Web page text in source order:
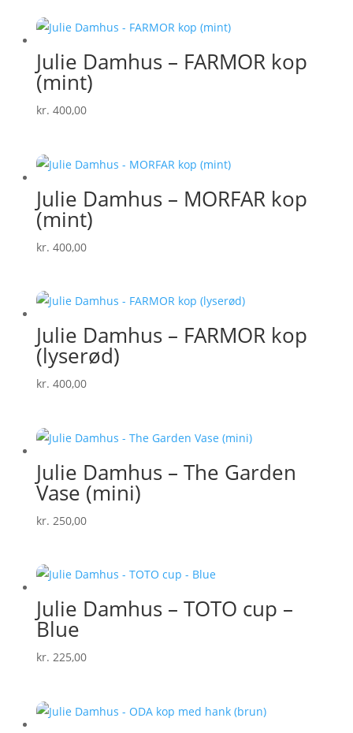
Julie Damhus – FARMOR kop
(mint)
kr. 400,00
Julie Damhus – MORFAR kop
(mint)
kr. 400,00
Julie Damhus – FARMOR kop
(lyserød)
kr. 400,00
Julie Damhus – The Garden
Vase (mini)
kr. 250,00
Julie Damhus – TOTO cup –
Blue
kr. 225,00